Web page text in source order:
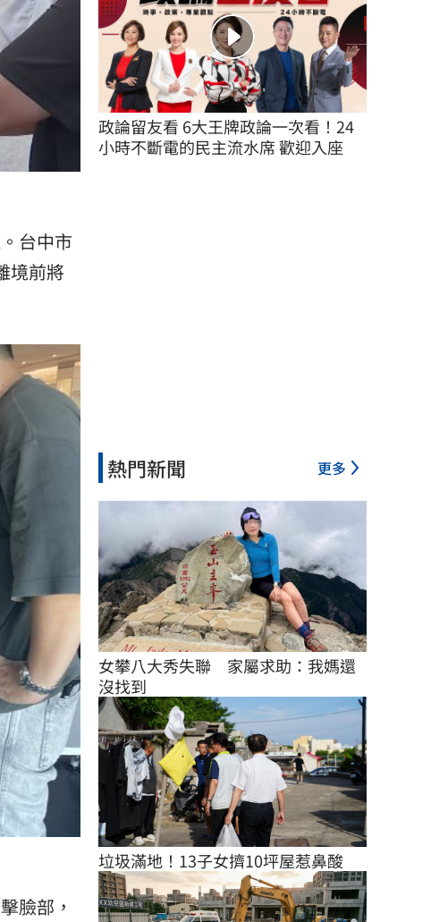
台中市
境前將
臉部，
政論留友看 6大王牌政論一次看！24
小時不斷電的民主流水席 歡迎入座
熱門新聞 更多
女攀八大秀失聯　家屬求助：我媽還
沒找到
垃圾滿地！13子女擠10坪屋惹鼻酸